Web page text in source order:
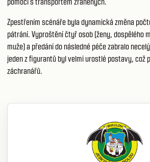
pomoci s transportem zraněných.
Zpestřením scénáře byla dynamická změna
pátrání. Vyproštění čtyř osob (ženy, dospělého
muže) a předání do následné péče zabralo
jeden z figurantů byl velmi urostlé postavy, což
záchranářů.